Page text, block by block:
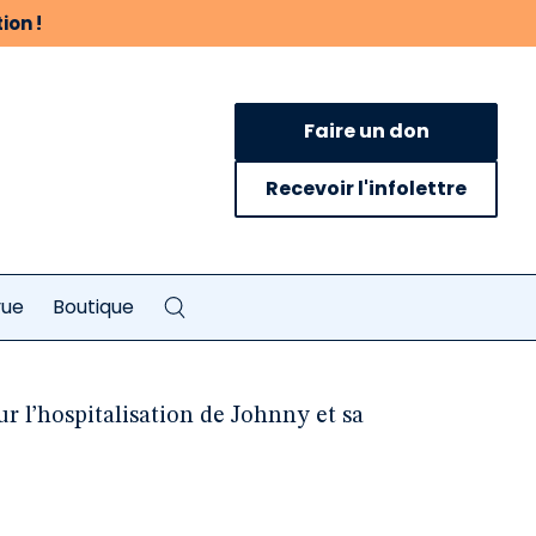
!
Faire un don
Recevoir l'infolettre
Boutique
l’hospitalisation de Johnny et sa